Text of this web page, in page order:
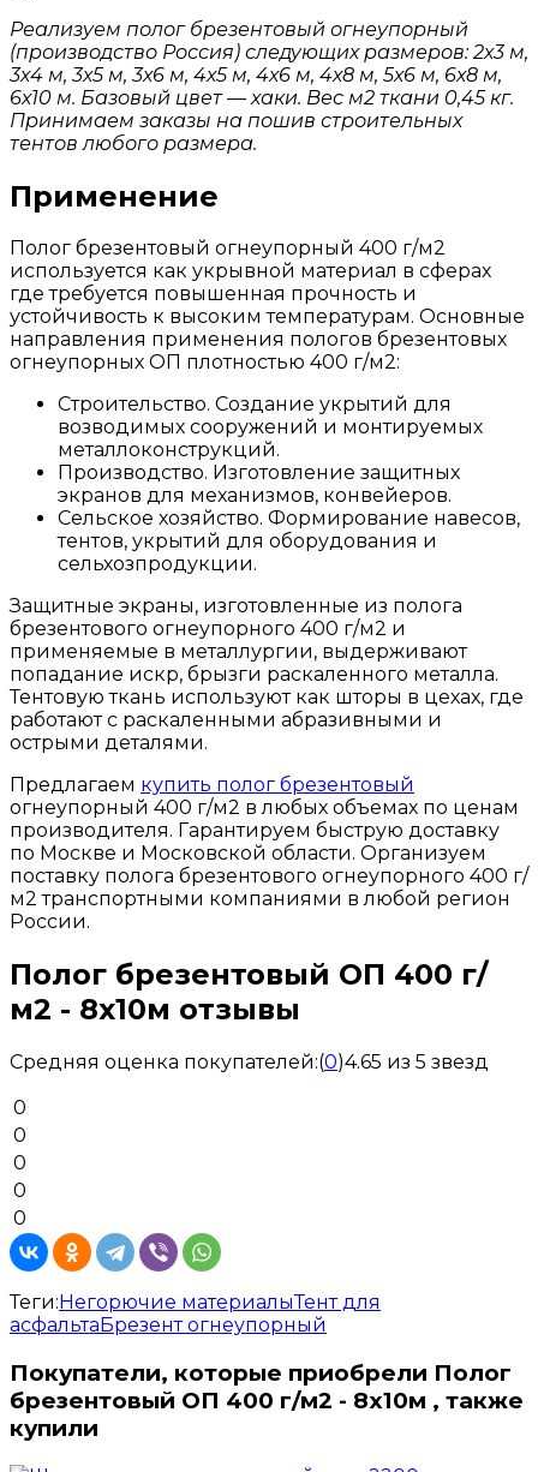
Реализуем полог брезентовый огнеупорный
(производство Россия) следующих размеров: 2х3 м,
3х4 м, 3х5 м, 3х6 м, 4х5 м, 4х6 м, 4х8 м, 5х6 м, 6х8 м,
6х10 м. Базовый цвет — хаки. Вес м2 ткани 0,45 кг.
Принимаем заказы на пошив строительных
тентов любого размера.
Применение
Полог брезентовый огнеупорный 400 г/м2
используется как укрывной материал в сферах
где требуется повышенная прочность и
устойчивость к высоким температурам. Основные
направления применения пологов брезентовых
огнеупорных ОП плотностью 400 г/м2:
Строительство. Создание укрытий для
возводимых сооружений и монтируемых
металлоконструкций.
Производство. Изготовление защитных
экранов для механизмов, конвейеров.
Сельское хозяйство. Формирование навесов,
тентов, укрытий для оборудования и
сельхозпродукции.
Защитные экраны, изготовленные из полога
брезентового огнеупорного 400 г/м2 и
применяемые в металлургии, выдерживают
попадание искр, брызги раскаленного металла.
Тентовую ткань используют как шторы в цехах, где
работают с раскаленными абразивными и
острыми деталями.
Предлагаем купить полог брезентовый
огнеупорный 400 г/м2 в любых объемах по ценам
производителя. Гарантируем быструю доставку
по Москве и Московской области. Организуем
поставку полога брезентового огнеупорного 400 г/
м2 транспортными компаниями в любой регион
России.
Полог брезентовый ОП 400 г/
м2 - 8x10м отзывы
Средняя оценка покупателей:(0)4.65 из 5 звезд
0
0
0
0
0
Теги: Негорючие материалыТент для
асфальта Брезент огнеупорный
Покупатели, которые приобрели Полог
брезентовый ОП 400 г/м2 - 8x10м , также
купили